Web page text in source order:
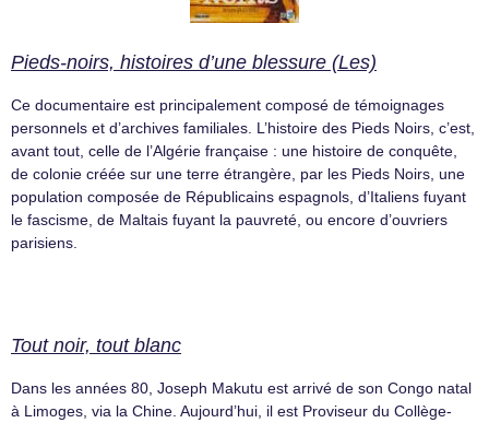
Pieds-noirs, histoires d’une blessure (Les)
Ce documentaire est principalement composé de témoignages
personnels et d’archives familiales. L’histoire des Pieds Noirs, c’est,
avant tout, celle de l’Algérie française : une histoire de conquête,
de colonie créée sur une terre étrangère, par les Pieds Noirs, une
population composée de Républicains espagnols, d’Italiens fuyant
le fascisme, de Maltais fuyant la pauvreté, ou encore d’ouvriers
parisiens.
Tout noir, tout blanc
Dans les années 80, Joseph Makutu est arrivé de son Congo natal
à Limoges, via la Chine. Aujourd’hui, il est Proviseur du Collège-